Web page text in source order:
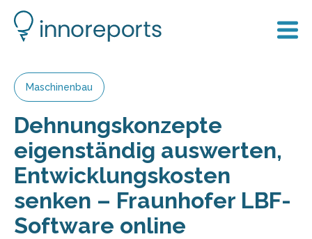
Maschinenbau
Dehnungskonzepte
eigenständig auswerten,
Entwicklungskosten
senken – Fraunhofer LBF-
Software online